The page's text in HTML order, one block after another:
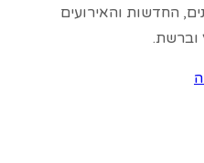
החדשות והאירועים
וברשת.